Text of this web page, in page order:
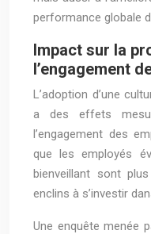
performance globale
Impact sur la
l’engagement
L’adoption d’une
a des effets
l’engagement des
que les employés
bienveillant sont
enclins à s’investir
Une enquête menée